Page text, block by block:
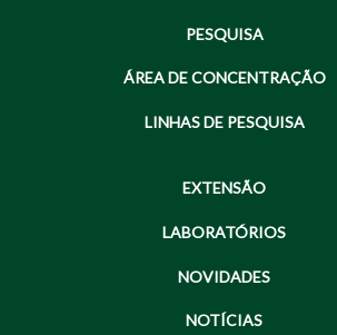
PESQUISA
ÁREA DE CONCENTRAÇÃO
LINHAS DE PESQUISA
EXTENSÃO
LABORATÓRIOS
NOVIDADES
NOTÍCIAS